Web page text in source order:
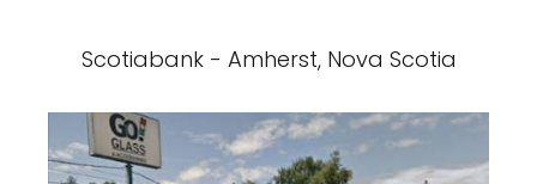
Scotiabank - Amherst, Nova Scotia